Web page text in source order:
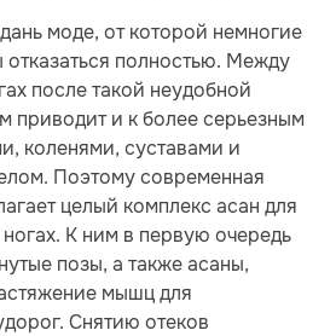
моде, от которой немногие
полностью. Между
после такой неудобной
приводит и к более серьезным
коленями, суставами и
Поэтому современная
целый комплекс асан для
ногах. К ним в первую очередь
позы, а также асаны,
мышц для
Снятию отеков